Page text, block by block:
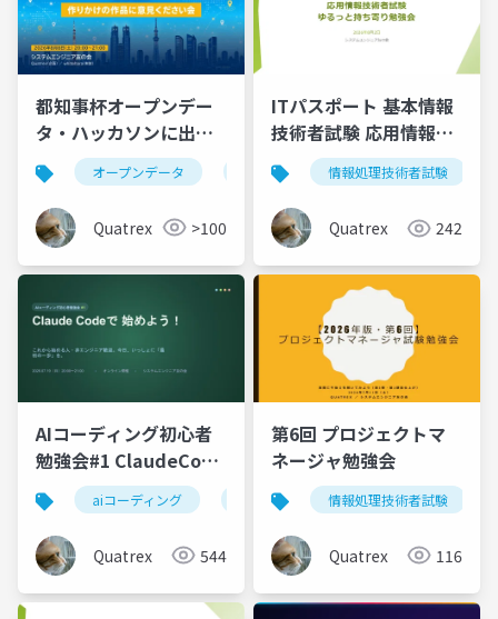
都知事杯オープンデー
タ・ハッカソンに出ま
す！作りかけの作品に
意見ください会
オープンデータ ハッカソン claude code
Quatrex >100
ITパスポート 基本情報
技術者試験 応用情報技
術者試験 ゆるっと持ち
寄り勉強会
情報処理技術者試験
Quatrex 242
AIコーディング初心者
勉強会#1 ClaudeCode
で始めよう！
aiコーディング 初心者 claude code
Quatrex 544
第6回 プロジェクトマ
ネージャ勉強会
情報処理技術者試験
Quatrex 116